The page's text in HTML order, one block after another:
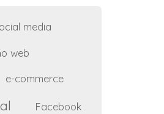
media
web
e-commerce
Facebook